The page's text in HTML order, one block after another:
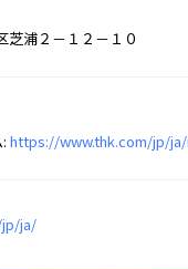
芝浦２－１２－１０
https://www.thk.com/jp/
ja/